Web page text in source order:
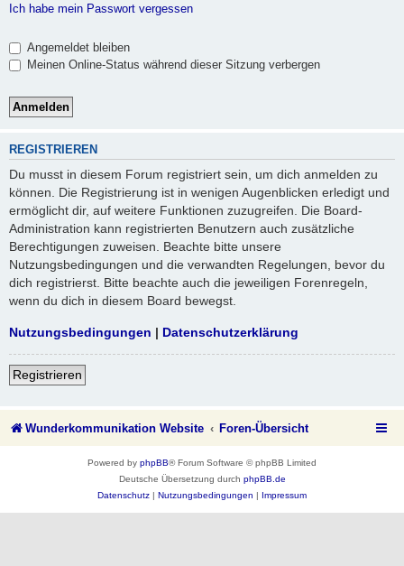
Ich habe mein Passwort vergessen
Angemeldet bleiben
Meinen Online-Status während dieser Sitzung verbergen
REGISTRIEREN
Du musst in diesem Forum registriert sein, um dich anmelden zu
können. Die Registrierung ist in wenigen Augenblicken erledigt und
ermöglicht dir, auf weitere Funktionen zuzugreifen. Die Board-
Administration kann registrierten Benutzern auch zusätzliche
Berechtigungen zuweisen. Beachte bitte unsere
Nutzungsbedingungen und die verwandten Regelungen, bevor du
dich registrierst. Bitte beachte auch die jeweiligen Forenregeln,
wenn du dich in diesem Board bewegst.
Nutzungsbedingungen | Datenschutzerklärung
Registrieren
Wunderkommunikation Website Foren-Übersicht
Powered by phpBB® Forum Software © phpBB Limited
Deutsche Übersetzung durch phpBB.de
Datenschutz | Nutzungsbedingungen | Impressum